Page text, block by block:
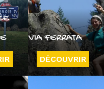
VIA FERRATA
DÉCOUVRIR